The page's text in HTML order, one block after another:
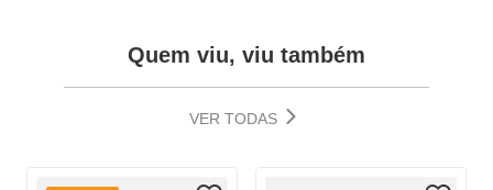
Quem viu, viu também
VER TODAS